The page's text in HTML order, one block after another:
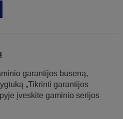
garantijos būseną,
„Tikrinti garantijos
įveskite gaminio serijos